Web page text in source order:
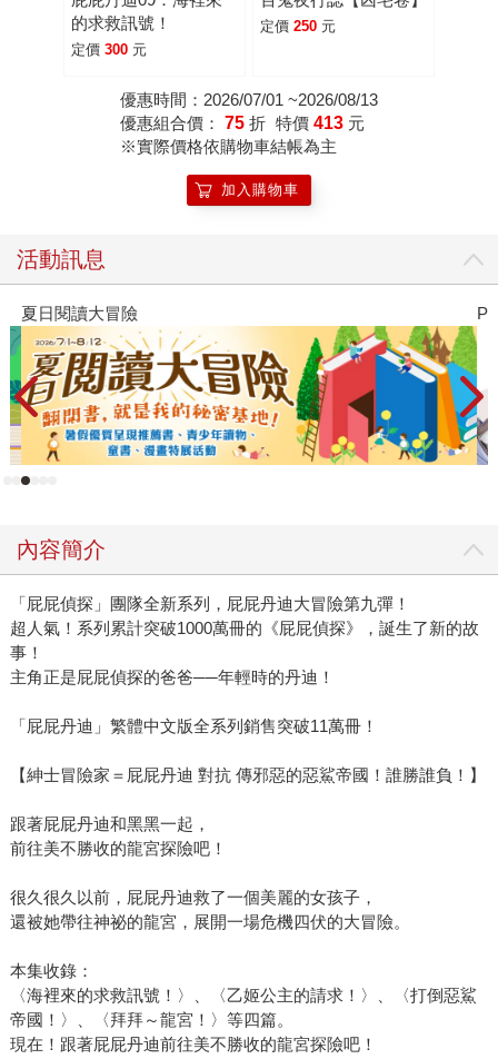
的求救訊號！
定價 300 元
定價 250 元
優惠時間：2026/07/01 ~2026/08/13
優惠組合價： 75 折 特價 413 元
※實際價格依購物車結帳為主
加入購物車
活動訊息
夏日閱讀大冒險
內容簡介
「屁屁偵探」團隊全新系列，屁屁丹迪大冒險第九彈！
超人氣！系列累計突破1000萬冊的《屁屁偵探》，誕生了新的故
事！
主角正是屁屁偵探的爸爸──年輕時的丹迪！
「屁屁丹迪」繁體中文版全系列銷售突破11萬冊！
【紳士冒險家＝屁屁丹迪 對抗 傳邪惡的惡鯊帝國！誰勝誰負！】
跟著屁屁丹迪和黑黑一起，
前往美不勝收的龍宮探險吧！
很久很久以前，屁屁丹迪救了一個美麗的女孩子，
還被她帶往神祕的龍宮，展開一場危機四伏的大冒險。
本集收錄：
〈海裡來的求救訊號！〉、〈乙姬公主的請求！〉、〈打倒惡鯊
帝國！〉、〈拜拜～龍宮！〉等四篇。
現在！跟著屁屁丹迪前往美不勝收的龍宮探險吧！